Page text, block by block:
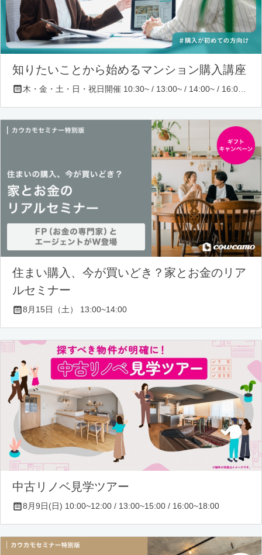
知りたいことから始めるマンション購入講座
住まい購入、今が買いどき？家とお金のリア
ルセミナー
8月15日（土） 13:00~14:00
中古リノベ見学ツアー
8月9日(日) 10:00~12:00 / 13:00~15:00 / 16:00~18:00